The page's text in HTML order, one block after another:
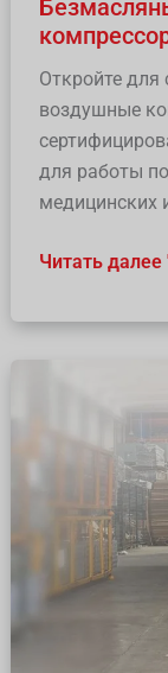
Откройте для
воздушные
для работы
медицинских
Читать далее
масляным
впрыском